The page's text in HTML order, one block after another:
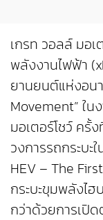
เกรท วอลล์ มอ
พลังงานไฟฟ้า
ยานยนต์แห่งอน
Movement” ใน
มอเตอร์โชว์ ครั้
วงการรถกระบะ
HEV – The
กระบะขุมพลังไฮ
กว่าด้วยการเปิด